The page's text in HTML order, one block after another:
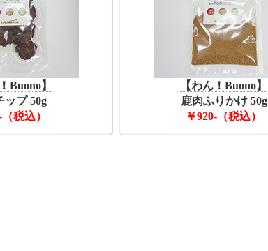
Buono】
ップ 50g
税込）
【わん！Buono】
鹿肉ふりかけ 50g
￥920-（税込）